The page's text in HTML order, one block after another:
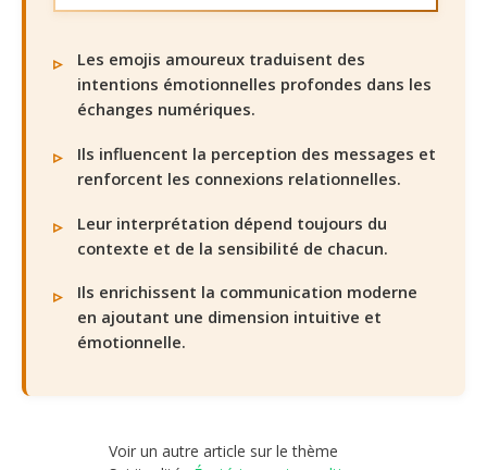
Les emojis amoureux traduisent des
intentions émotionnelles profondes dans les
échanges numériques.
Ils influencent la perception des messages et
renforcent les connexions relationnelles.
Leur interprétation dépend toujours du
contexte et de la sensibilité de chacun.
Ils enrichissent la communication moderne
en ajoutant une dimension intuitive et
émotionnelle.
Voir un autre article sur le thème